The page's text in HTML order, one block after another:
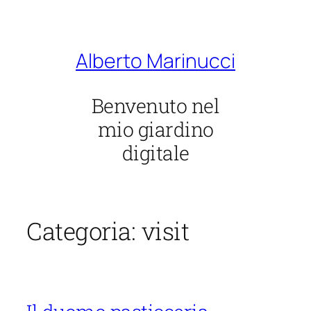
Alberto Marinucci
Benvenuto nel
mio giardino
digitale
Categoria: visit